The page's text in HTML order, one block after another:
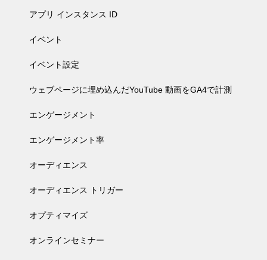
アプリ インスタンス ID
イベント
イベント設定
ウェブページに埋め込んだYouTube 動画をGA4で計測
エンゲージメント
エンゲージメント率
オーディエンス
オーディエンス トリガー
オプティマイズ
オンラインセミナー